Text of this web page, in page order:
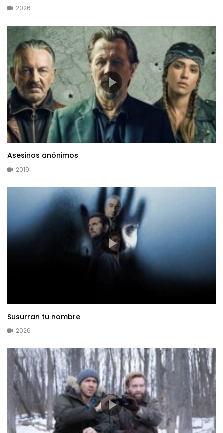
2026
Asesinos anónimos
2019
Susurran tu nombre
2026